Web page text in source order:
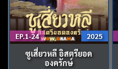
EP.1-24 2025
ซูเสี่ยวหลี อิสตรียอด
องครักษ์